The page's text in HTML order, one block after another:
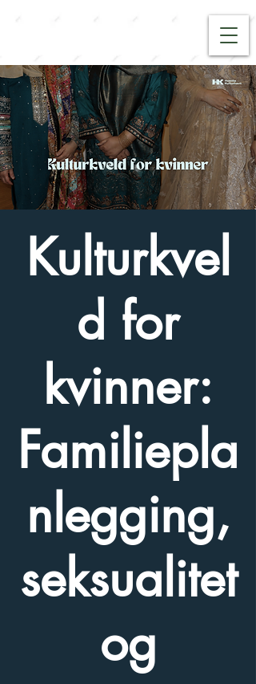
Kulturkvel
d for
kvinner:
Familiepla
nlegging,
seksualitet
og